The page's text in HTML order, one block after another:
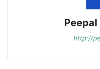
Peepal
http://